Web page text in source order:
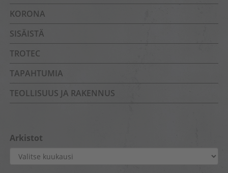
KORONA
SISÄISTÄ
TROTEC
TAPAHTUMIA
TEOLLISUUS JA RAKENNUS
Arkistot
Arkistot